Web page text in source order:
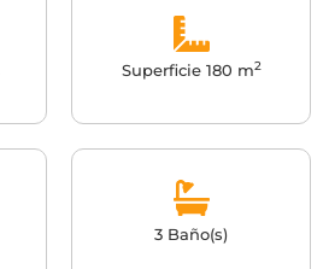
Superficie 180 m2
3 Baño(s)